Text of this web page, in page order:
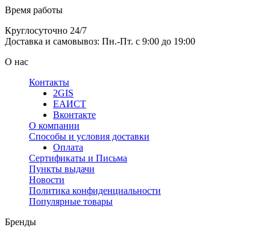
Время работы
Круглосуточно 24/7
Доставка и самовывоз: Пн.-Пт. с 9:00 до 19:00
О нас
Контакты
2GIS
ЕАИСТ
Вконтакте
О компании
Способы и условия доставки
Оплата
Сертификаты и Письма
Пункты выдачи
Новости
Политика конфиденциальности
Популярные товары
Бренды